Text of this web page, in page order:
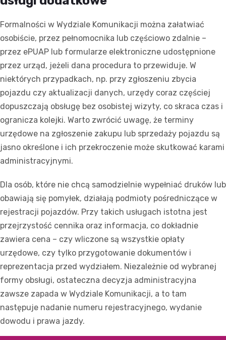
Formalności w Wydziale Komunikacji można załatwiać
osobiście, przez pełnomocnika lub częściowo zdalnie –
przez ePUAP lub formularze elektroniczne udostępnione
przez urząd, jeżeli dana procedura to przewiduje. W
niektórych przypadkach, np. przy zgłoszeniu zbycia
pojazdu czy aktualizacji danych, urzędy coraz częściej
dopuszczają obsługę bez osobistej wizyty, co skraca czas i
ogranicza kolejki. Warto zwrócić uwagę, że terminy
urzędowe na zgłoszenie zakupu lub sprzedaży pojazdu są
jasno określone i ich przekroczenie może skutkować karami
administracyjnymi.
Dla osób, które nie chcą samodzielnie wypełniać druków lub
obawiają się pomyłek, działają podmioty pośredniczące w
rejestracji pojazdów. Przy takich usługach istotna jest
przejrzystość cennika oraz informacja, co dokładnie
zawiera cena – czy wliczone są wszystkie opłaty
urzędowe, czy tylko przygotowanie dokumentów i
reprezentacja przed wydziałem. Niezależnie od wybranej
formy obsługi, ostateczna decyzja administracyjna
zawsze zapada w Wydziale Komunikacji, a to tam
następuje nadanie numeru rejestracyjnego, wydanie
dowodu i prawa jazdy.